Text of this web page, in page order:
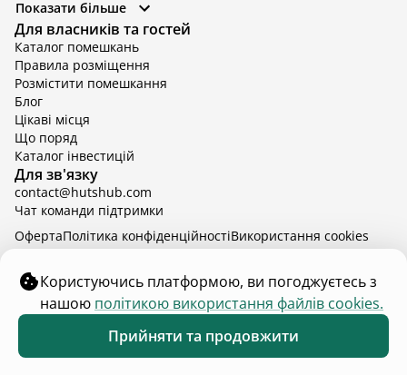
Оберіть інші дати аби дізнатись ціну
2 дорослих
Відпочинок в Київській області
Відпочинок в Київській області з басейном
Відпочинок в Тернопільській області
Відпочинок у Вінницькій області
Відпочинок в Яремче
Відпочинок у Львівській області з басейном
Відпочинок з басейном в Тернопільській області
Показати більше
Для власників та гостей
Каталог помешкань
Правила розміщення
Розмістити помешкання
Блог
Цікаві місця
Що поряд
Каталог інвестицій
Для зв'язку
contact@hutshub.com
Чат команди підтримки
hutshub | ©2026
ОфертаПолітика конфіденційностіBикористання cookies
Користуючись платформою, ви погоджуєтесь з
нашою політикою використання файлів cookies.
Прийняти та продовжити